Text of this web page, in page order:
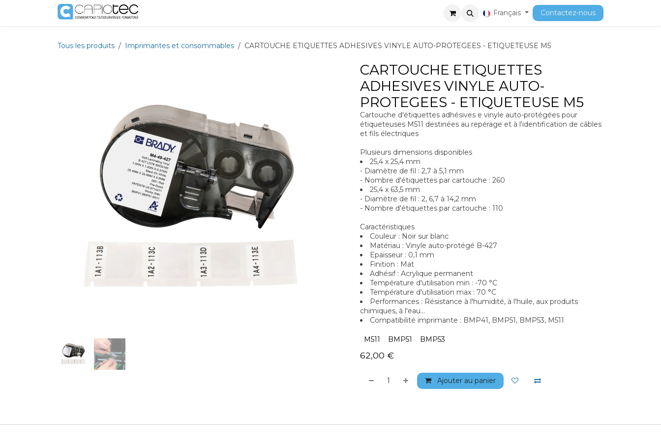
Se rendre au contenu
Recrutement Cours Français Contactez-nous
Tous les produits Imprimantes et consommables CARTOUCHE ETIQUETTES ADHESIVES VINYLE AUTO-PROTEGEES - ETIQUETEUSE M5
CARTOUCHE ETIQUETTES
ADHESIVES VINYLE AUTO-
PROTEGEES - ETIQUETEUSE M5
Cartouche d'étiquettes adhésives e vinyle auto-protégées pour
étiqueteuses M511 destinées au repérage et à l'identification de câbles
et fils électriques
Plusieurs dimensions disponibles
25,4 x 25,4 mm
- Diamètre de fil : 2,7 à 5,1 mm
- Nombre d'étiquettes par cartouche : 260
25,4 x 63,5 mm
- Diamètre de fil : 2, 6,7 à 14,2 mm
- Nombre d'étiquettes par cartouche : 110
Caractéristiques
Couleur : Noir sur blanc
Matériau : Vinyle auto-protégé B-427
Epaisseur : 0,1 mm
Finition : Mat
Adhésif : Acrylique permanent
Température d'utilisation min : -70 °C
Température d'utilisation max : 70 °C
Performances : Résistance à l'humidité, à l'huile, aux produits
chimiques, à l'eau...
Compatibilité imprimante : BMP41, BMP51, BMP53, M511
M511 BMP51 BMP53
62,00 €
Ajouter au panier